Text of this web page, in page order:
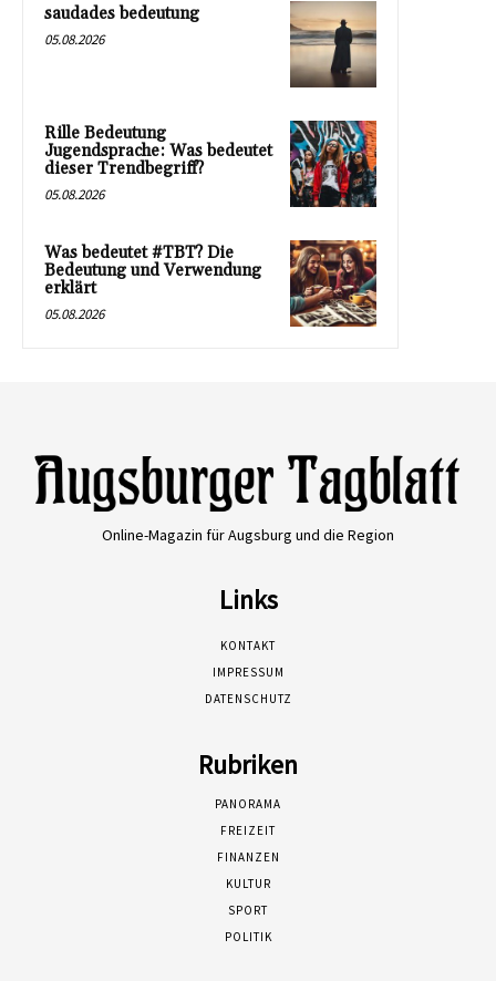
saudades bedeutung
05.08.2026
Rille Bedeutung
Jugendsprache: Was bedeutet
dieser Trendbegriff?
05.08.2026
Was bedeutet #TBT? Die
Bedeutung und Verwendung
erklärt
05.08.2026
Online-Magazin für Augsburg und die Region
Links
KONTAKT
IMPRESSUM
DATENSCHUTZ
Rubriken
PANORAMA
FREIZEIT
FINANZEN
KULTUR
SPORT
POLITIK